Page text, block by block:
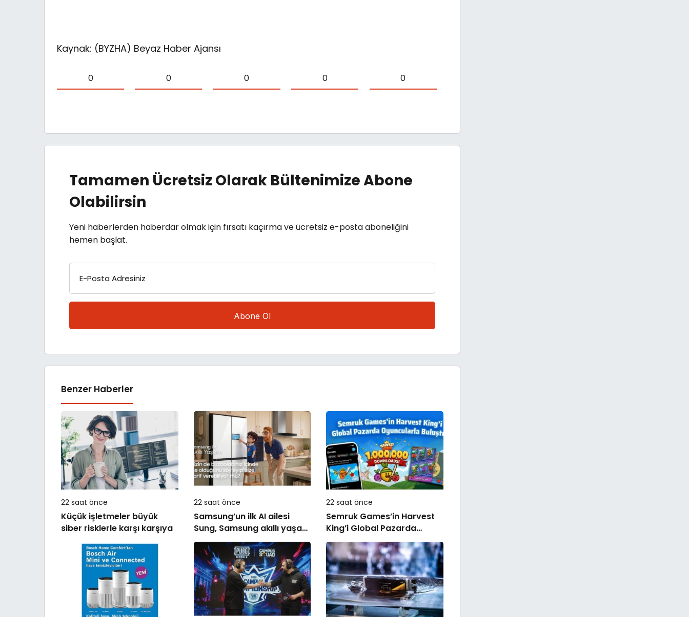
Kaynak: (BYZHA) Beyaz Haber Ajansı
0 0 0 0 0
Tamamen Ücretsiz Olarak Bültenimize Abone
Olabilirsin
Yeni haberlerden haberdar olmak için fırsatı kaçırma ve ücretsiz e-posta aboneliğini
hemen başlat.
E-Posta Adresiniz
Benzer Haberler
22 saat önce
Küçük işletmeler büyük
siber risklerle karşı karşıya
22 saat önce
Samsung’un ilk AI ailesi
Sung, Samsung akıllı yaşam
deneyimini ekranlara
taşıyor
22 saat önce
Semruk Games’in Harvest
King’i Global Pazarda
Oyuncularla Buluştu!